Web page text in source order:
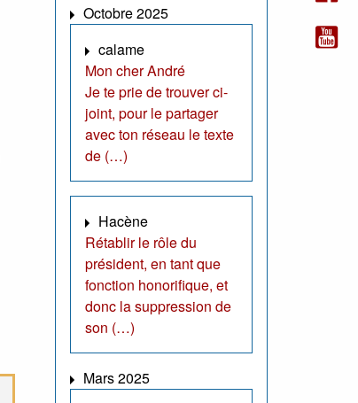
Octobre 2025
calame
Mon cher André
Je te prie de trouver ci-
joint, pour le partager
avec ton réseau le texte
de (…)
Hacène
Rétablir le rôle du
président, en tant que
fonction honorifique, et
donc la suppression de
son (…)
Mars 2025